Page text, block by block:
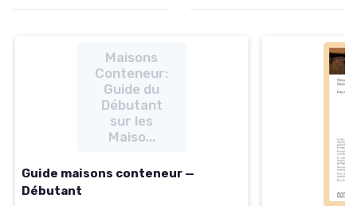
Maisons
Conteneur:
Guide du
Débutant
sur les
Maiso...
Guide maisons conteneur —
Débutant